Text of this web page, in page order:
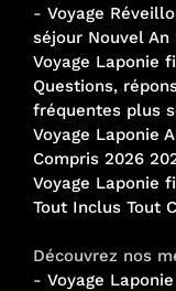
- Voyage
séjour Nouvel
Voyage Laponie
Questions,
fréquentes plus
Voyage Laponie
Compris 2026
Voyage Laponie
Tout Inclus Tout
Découvrez nos
- Voyage